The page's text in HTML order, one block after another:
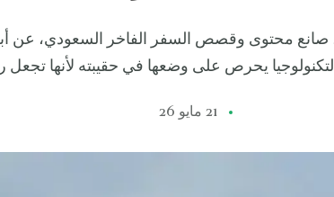
يحرص على وضعها في حقيبته لأنها تجعل
21 مايو 26